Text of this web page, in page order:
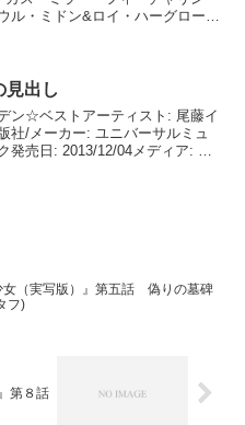
ル・ミドン&ロイ・ハーグロー
ジ...
見出し
ン☆ベストアーティスト: 尾藤イ
社/メーカー: ユニバーサルミュ
発売日: 2013/12/04メディア: CD
女（実写版）』第五話 偽りの墓碑
フ)
第８話